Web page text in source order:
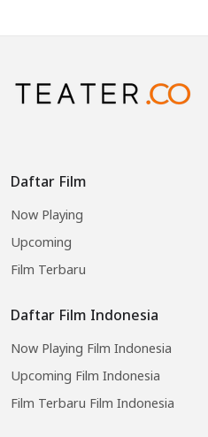
Daftar Film
Now Playing
Upcoming
Film Terbaru
Daftar Film Indonesia
Now Playing Film Indonesia
Upcoming Film Indonesia
Film Terbaru Film Indonesia